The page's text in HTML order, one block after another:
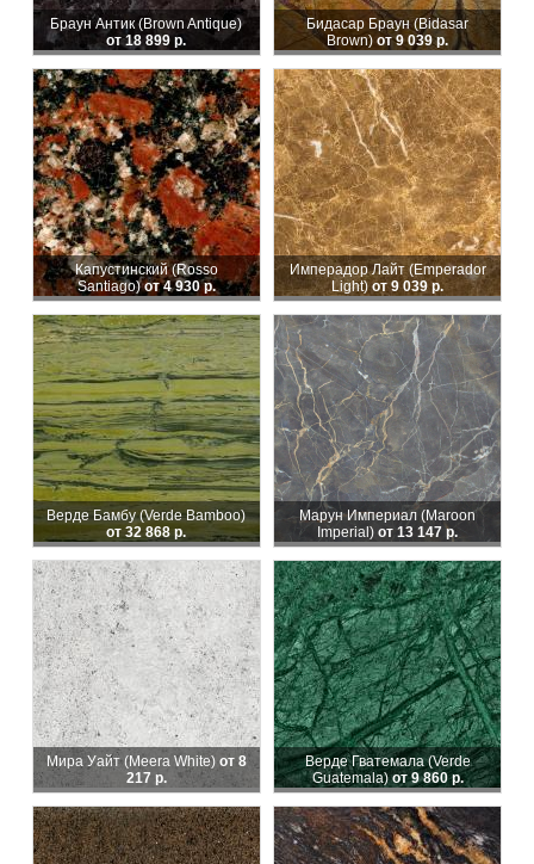
Браун Антик (Brown Antique)
от 18 899 р.
Бидасар Браун (Bidasar
Brown) от 9 039 р.
Капустинский (Rosso
Santiago)от 4 930 р.
Имперадор Лайт (Emperador
Light) от 9 039 р.
Верде Бамбу (Verde Bamboo)
от 32 868 р.
Марун Империал (Maroon
Imperial) от 13 147 р.
Мира Уайт (Meera White) от 8
217 р.
Верде Гватемала (Verde
Guatemala)от 9 860 р.